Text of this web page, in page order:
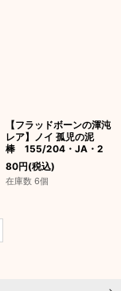
【フラッドボーンの渾沌
レア】ノイ 孤児の泥
棒 155/204・JA・2
80円(税込)
在庫数 6個